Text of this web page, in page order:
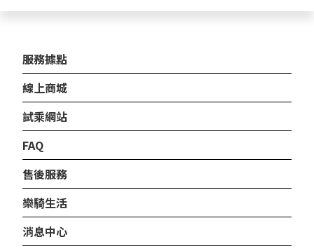
服務據點
線上商城
試乘網站
FAQ
售後服務
樂騎生活
消息中心